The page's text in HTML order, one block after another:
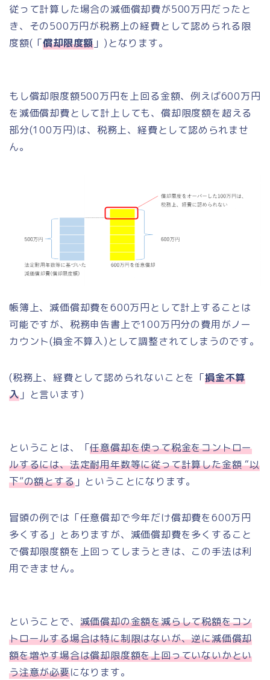
従って計算した場合の減価償却費が500万円だったと
き、その500万円が税務上の経費として認められる限
度額(「償却限度額 」)となります。
もし償却限度額500万円を上回る金額、例えば600万円
を減価償却費として計上しても、償却限度額を超える
部分(100万円)は、税務上、経費として認められませ
ん。
帳簿上、減価償却費を600万円として計上することは
可能ですが、税務申告書上で100万円分の費用がノー
カウント(損金不算入)として調整されてしまうのです。
(税務上、経費として認められないことを「損金不算
入」と言います)
ということは、「任意償却を使って税金をコントロー
ルするには、法定耐用年数等に従って計算した金額 “以
下”の額とする」ということになります。
冒頭の例では「任意償却で今年だけ償却費を600万円
多くする」とありますが、減価償却費を多くすること
で償却限度額を上回ってしまうときは、この手法は利
用できません。
ということで、 減価償却の金額を減らして税額をコン
トロールする場合は特に制限はないが、逆に減価償却
額を増やす場合は償却限度額を上回っていないかとい
う注意が必要になります。